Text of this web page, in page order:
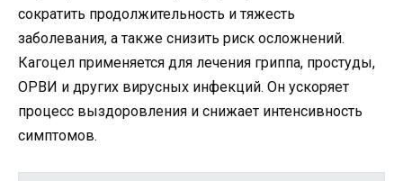
сократить продолжительность и тяжесть
заболевания, а также снизить риск осложнений.
Кагоцел применяется для лечения гриппа, простуды,
ОРВИ и других вирусных инфекций. Он ускоряет
процесс выздоровления и снижает интенсивность
симптомов.